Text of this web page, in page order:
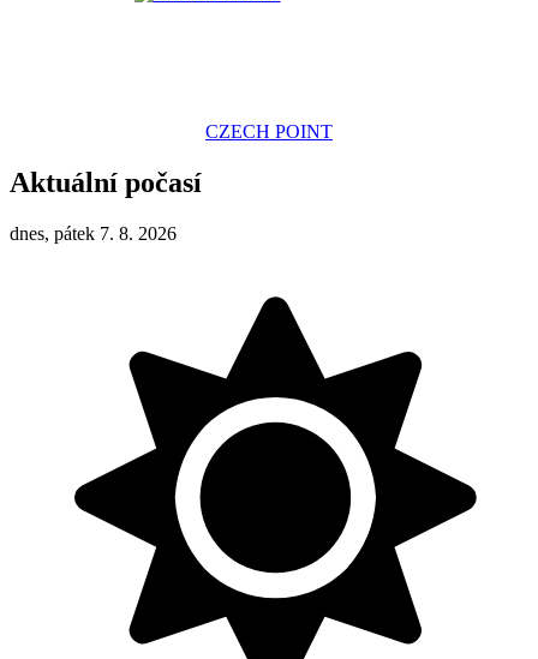
CZECH POINT
Aktuální počasí
dnes, pátek 7. 8. 2026